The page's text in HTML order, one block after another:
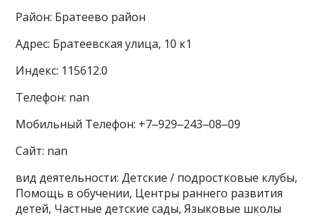
Район: Братеево район
Адрес: Братеевская улица, 10 к1
Индекс: 115612.0
Телефон: nan
Мобильный Телефон: +7‒929‒243‒08‒09
Сайт: nan
вид деятельности: Детские / подростковые клубы,
Помощь в обучении, Центры раннего развития
детей, Частные детские сады, Языковые школы